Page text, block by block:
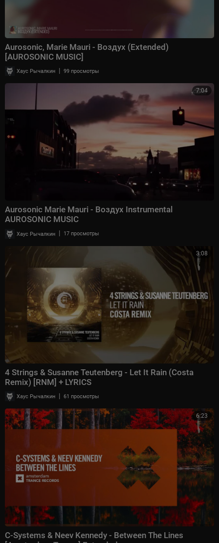
Aurosonic, Marie Mauri - Воздух (Extended)
[AUROSONIC MUSIC]
Хаус Рычалкин | 99 просмотры
7:04
Aurosonic Marie Mauri - Воздух Instrumental
AUROSONIC MUSIC
Хаус Рычалкин | 17 просмотры
3:08
4 Strings & Susanne Teutenberg - Let It Rain (Costa
Remix) [RNM] + LYRICS
Хаус Рычалкин | 61 просмотры
6:23
C-Systems & Neev Kennedy - Between The Lines